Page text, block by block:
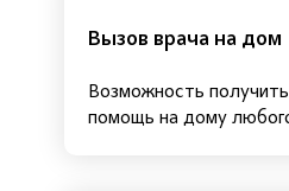
Вызов врача на дом
Возможность
помощь на дому